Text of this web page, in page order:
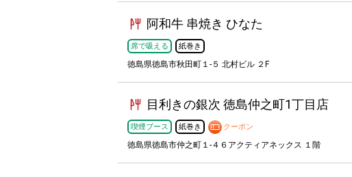
阿和牛 串焼き ひなた
席で吸える 紙巻き
徳島県徳島市秋田町１-５ 北村ビル ２F
目利きの銀次 徳島仲之町1丁目店
喫煙ブース 紙巻き クーポン
徳島県徳島市仲之町１-４６アクティアネックス １階